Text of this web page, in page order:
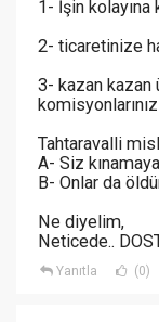
1- İşin kolayına
2- ticaretinize
3- kazan kazan
Tahtaravalli
A- Siz
B- Onlar da
Ne diyelim,
Neticede..
Yanıtla (0)